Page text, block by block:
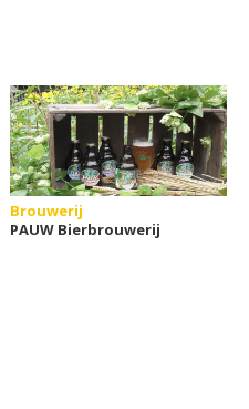
Brouwerij
PAUW Bierbrouwerij